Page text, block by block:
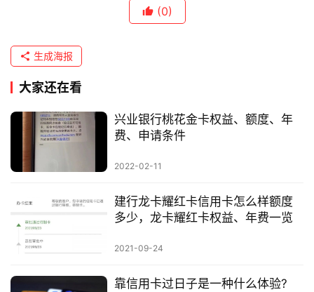
(0)
生成海报
大家还在看
兴业银行桃花金卡权益、额度、年
费、申请条件
2022-02-11
建行龙卡耀红卡信用卡怎么样额度
多少，龙卡耀红卡权益、年费一览
2021-09-24
靠信用卡过日子是一种什么体验?